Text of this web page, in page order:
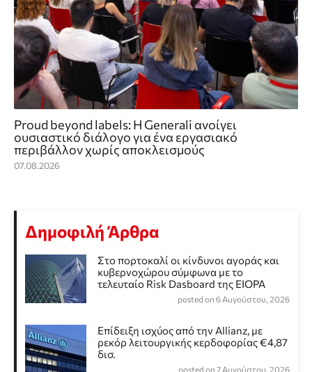
Proud beyond labels: Η Generali ανοίγει
ουσιαστικό διάλογο για ένα εργασιακό
περιβάλλον χωρίς αποκλεισμούς
07.08.2026
Δημοφιλή Άρθρα
Στο πορτοκαλί οι κίνδυνοι αγοράς και
κυβερνοχώρου σύμφωνα με το
τελευταίο Risk Dasboard της EIOPA
posted on 6 Αυγούστου, 2026
Επίδειξη ισχύος από την Allianz, με
ρεκόρ λειτουργικής κερδοφορίας €4,87
δισ.
posted on 7 Αυγούστου, 2026